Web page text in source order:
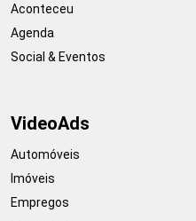
Aconteceu
Agenda
Social & Eventos
VideoAds
Automóveis
Imóveis
Empregos